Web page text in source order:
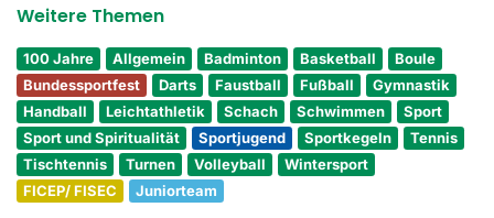
Weitere Themen
100 Jahre Allgemein Badminton Basketball
Boule
Bundessportfest
Darts Faustball Fußball
Gymnastik
Handball
Leichtathletik Schach Schwimmen
Sport
Sport und Spiritualität
Sportjugend Sportkegeln
Tennis
Tischtennis
Turnen Volleyball
Wintersport
FICEP/ FISEC
Juniorteam